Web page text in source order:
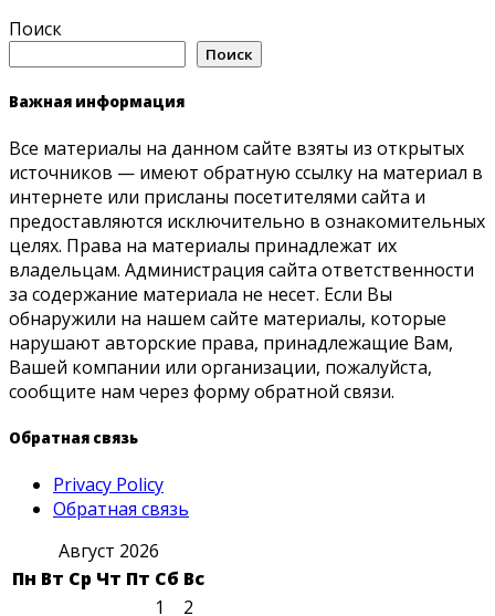
Поиск
Поиск
Важная информация
Все материалы на данном сайте взяты из открытых
источников — имеют обратную ссылку на материал в
интернете или присланы посетителями сайта и
предоставляются исключительно в ознакомительных
целях. Права на материалы принадлежат их
владельцам. Администрация сайта ответственности
за содержание материала не несет. Если Вы
обнаружили на нашем сайте материалы, которые
нарушают авторские права, принадлежащие Вам,
Вашей компании или организации, пожалуйста,
сообщите нам через форму обратной связи.
Обратная связь
Privacy Policy
Обратная связь
Август 2026
Пн Вт Ср Чт Пт Сб Вс
1
2